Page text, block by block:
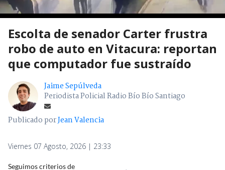
Escolta de senador Carter frustra
robo de auto en Vitacura: reportan
que computador fue sustraído
Jaime Sepúlveda
Periodista Policial Radio Bío Bío Santiago
Publicado porJean Valencia
Viernes 07 Agosto, 2026 | 23:33
Seguimos criterios de